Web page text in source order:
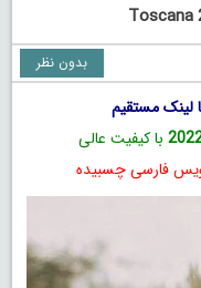
بدون نظر
با کیفیت عالی